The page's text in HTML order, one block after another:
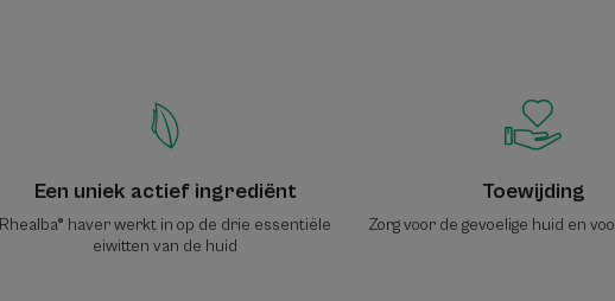
Een uniek actief ingrediënt
Rhealba® haver werkt in op de drie essentiële
eiwitten van de huid
Toewijding
Zorg voor de gevoelige huid en